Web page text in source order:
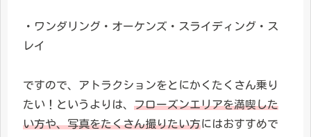
・ワンダリング・オーケンズ・スライディング・ス
レイ
ですので、アトラクションをとにかくたくさん乗り
たい！というよりは、 フローズンエリアを満喫した
い方や、写真をたくさん撮りたい方にはおすすめで